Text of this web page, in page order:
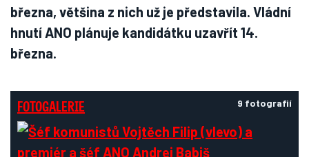
března, většina z nich už je představila. Vládní
hnutí ANO plánuje kandidátku uzavřít 14.
března.
FOTOGALERIE 9 fotografií